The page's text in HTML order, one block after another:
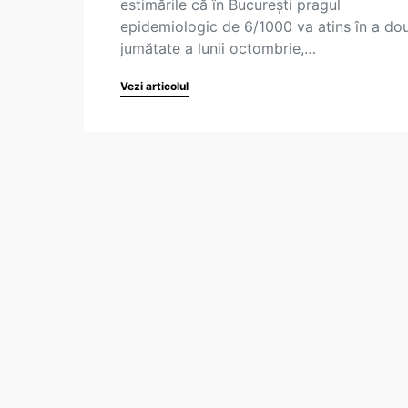
estimările că în București pragul
epidemiologic de 6/1000 va atins în a
jumătate a lunii octombrie,…
Vezi articolul